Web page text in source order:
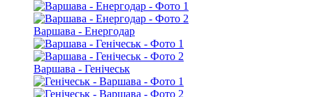
Варшава - Енергодар
Варшава - Генічеськ